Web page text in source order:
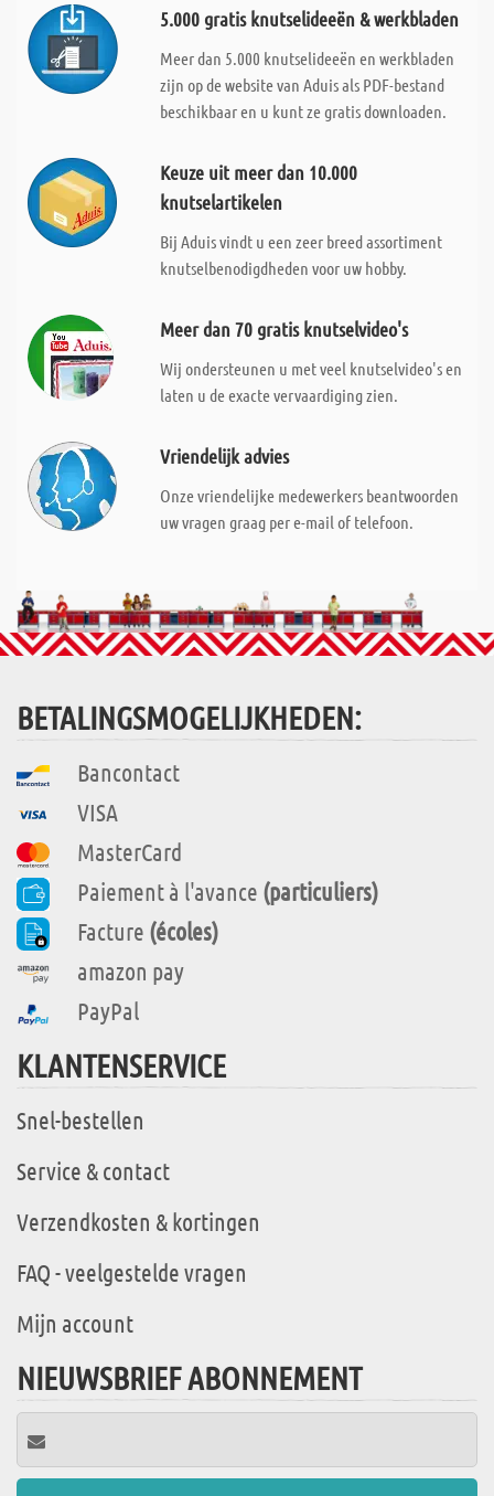
5.000 gratis knutselideeën & werkbladen
Meer dan 5.000 knutselideeën en werkbladen
zijn op de website van Aduis als PDF-bestand
beschikbaar en u kunt ze gratis downloaden.
Keuze uit meer dan 10.000
knutselartikelen
Bij Aduis vindt u een zeer breed assortiment
knutselbenodigdheden voor uw hobby.
Meer dan 70 gratis knutselvideo's
Wij ondersteunen u met veel knutselvideo's en
laten u de exacte vervaardiging zien.
Vriendelijk advies
Onze vriendelijke medewerkers beantwoorden
uw vragen graag per e-mail of telefoon.
BETALINGSMOGELIJKHEDEN:
Bancontact
VISA
MasterCard
Paiement à l'avance (particuliers)
Facture (écoles)
amazon pay
PayPal
KLANTENSERVICE
Snel-bestellen
Service & contact
Verzendkosten & kortingen
FAQ - veelgestelde vragen
Mijn account
NIEUWSBRIEF ABONNEMENT